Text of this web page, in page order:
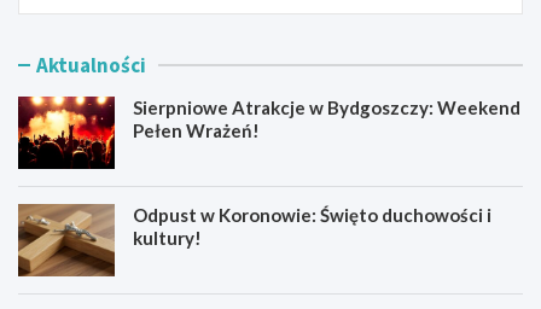
Aktualności
Sierpniowe Atrakcje w Bydgoszczy: Weekend
Pełen Wrażeń!
Odpust w Koronowie: Święto duchowości i
kultury!